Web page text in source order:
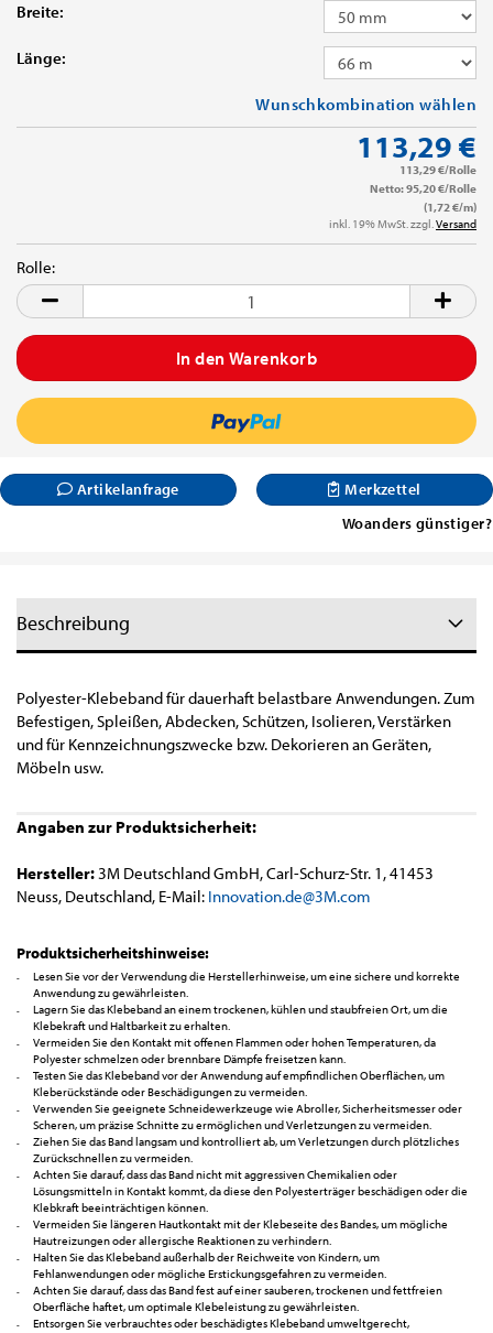
Breite:
Länge:
Wunschkombination wählen
113,29 €
113,29 €/Rolle
Netto: 95,20 €/Rolle
(1,72 €/m)
inkl. 19% MwSt. zzgl.Versand
Rolle:
Rolle
Artikelanfrage
Merkzettel
Woanders günstiger?
Beschreibung
Polyester-Klebeband für dauerhaft belastbare Anwendungen. Zum
Befestigen, Spleißen, Abdecken, Schützen, Isolieren, Verstärken
und für Kennzeichnungszwecke bzw. Dekorieren an Geräten,
Möbeln usw.
Angaben zur Produktsicherheit:
Hersteller:3M Deutschland GmbH, Carl-Schurz-Str. 1, 41453
Neuss, Deutschland, E-Mail: Innovation.de@3M.com
Produktsicherheitshinweise:
Lesen Sie vor der Verwendung die Herstellerhinweise, um eine sichere und korrekte
Anwendung zu gewährleisten.
Lagern Sie das Klebeband an einem trockenen, kühlen und staubfreien Ort, um die
Klebekraft und Haltbarkeit zu erhalten.
Vermeiden Sie den Kontakt mit offenen Flammen oder hohen Temperaturen, da
Polyester schmelzen oder brennbare Dämpfe freisetzen kann.
Testen Sie das Klebeband vor der Anwendung auf empfindlichen Oberflächen, um
Kleberückstände oder Beschädigungen zu vermeiden.
Verwenden Sie geeignete Schneidewerkzeuge wie Abroller, Sicherheitsmesser oder
Scheren, um präzise Schnitte zu ermöglichen und Verletzungen zu vermeiden.
Ziehen Sie das Band langsam und kontrolliert ab, um Verletzungen durch plötzliches
Zurückschnellen zu vermeiden.
Achten Sie darauf, dass das Band nicht mit aggressiven Chemikalien oder
Lösungsmitteln in Kontakt kommt, da diese den Polyesterträger beschädigen oder die
Klebkraft beeinträchtigen können.
Vermeiden Sie längeren Hautkontakt mit der Klebeseite des Bandes, um mögliche
Hautreizungen oder allergische Reaktionen zu verhindern.
Halten Sie das Klebeband außerhalb der Reichweite von Kindern, um
Fehlanwendungen oder mögliche Erstickungsgefahren zu vermeiden.
Achten Sie darauf, dass das Band fest auf einer sauberen, trockenen und fettfreien
Oberfläche haftet, um optimale Klebeleistung zu gewährleisten.
Entsorgen Sie verbrauchtes oder beschädigtes Klebeband umweltgerecht,